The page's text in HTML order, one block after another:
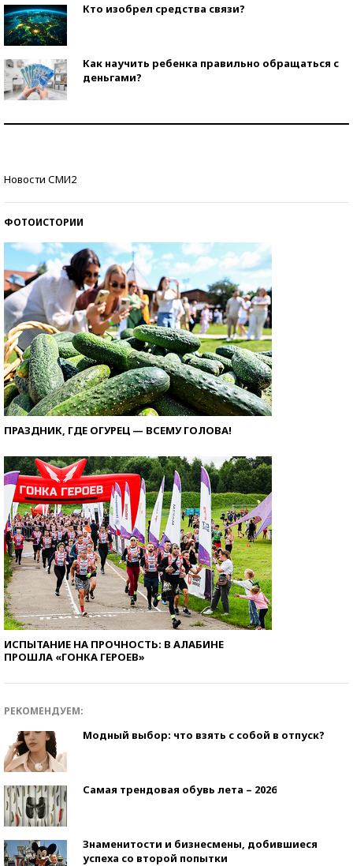
Кто изобрел средства связи?
Как научить ребенка правильно обращаться с
деньгами?
Новости СМИ2
ФОТОИСТОРИИ
ПРАЗДНИК, ГДЕ ОГУРЕЦ — ВСЕМУ ГОЛОВА!
ИСПЫТАНИЕ НА ПРОЧНОСТЬ: В АЛАБИНЕ
ПРОШЛА «ГОНКА ГЕРОЕВ»
РЕКОМЕНДУЕМ:
Модный выбор: что взять с собой в отпуск?
Самая трендовая обувь лета – 2026
Знаменитости и бизнесмены, добившиеся
успеха со второй попытки